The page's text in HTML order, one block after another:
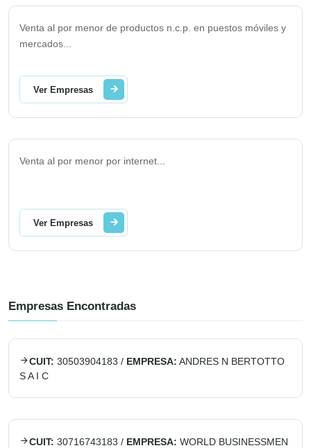
Venta al por menor de productos n.c.p. en puestos móviles y
mercados
Ver Empresas
Venta al por menor por internet
Ver Empresas
Empresas Encontradas
CUIT: 30503904183 / EMPRESA: ANDRES N BERTOTTO
S A I C
CUIT: 30716743183 / EMPRESA: WORLD BUSINESSMEN